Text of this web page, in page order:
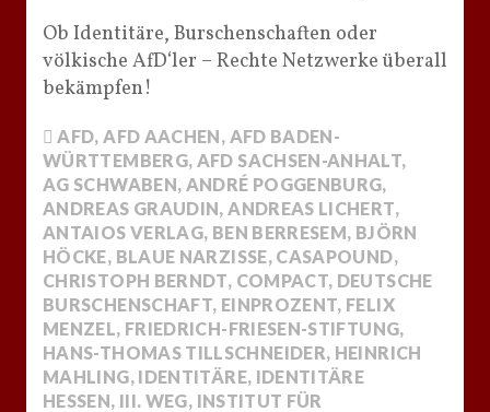
Ob Identitäre, Burschenschaften oder
völkische AfD‘ler – Rechte Netzwerke überall
bekämpfen!
AFD,AFD AACHEN, AFD BADEN-
WÜRTTEMBERG, AFD SACHSEN-ANHALT,
AG SCHWABEN, ANDRÉ POGGENBURG,
ANDREAS GRAUDIN,ANDREAS LICHERT,
ANTAIOS VERLAG, BEN BERRESEM, BJÖRN
HÖCKE, BLAUE NARZISSE, CASAPOUND,
CHRISTOPH BERNDT, COMPACT, DEUTSCHE
BURSCHENSCHAFT, EINPROZENT, FELIX
MENZEL, FRIEDRICH-FRIESEN-STIFTUNG,
HANS-THOMAS TILLSCHNEIDER, HEINRICH
MAHLING, IDENTITÄRE, IDENTITÄRE
HESSEN, III. WEG, INSTITUT FÜR